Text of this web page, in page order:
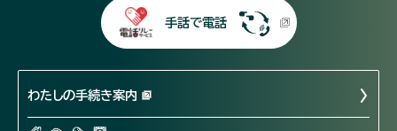
手話で電話
わたしの手続き案内